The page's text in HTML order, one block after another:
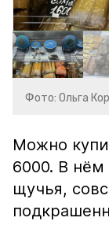
Фото: Ольга
Можно
6000. В
щучья,